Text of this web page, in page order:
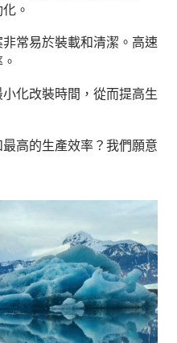
。
常易於裝載和清潔。高速
化改裝時間，從而提高生
高的生產效率？我們願意